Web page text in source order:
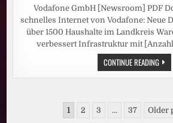
Vodafone GmbH [Newsroom] PDF
schnelles Internet von Vodafone: Neue
über 1500 Haushalte im Landkreis
verbessert Infrastruktur mit
CONTINUE READING
FÜR
1 2 3 … 37 Older